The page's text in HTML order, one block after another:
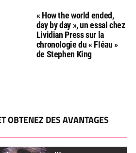
« How the world ended,
day by day », un essai chez
Lividian Press sur la
chronologie du « Fléau »
de Stephen King
OBTENEZ DES AVANTAGES